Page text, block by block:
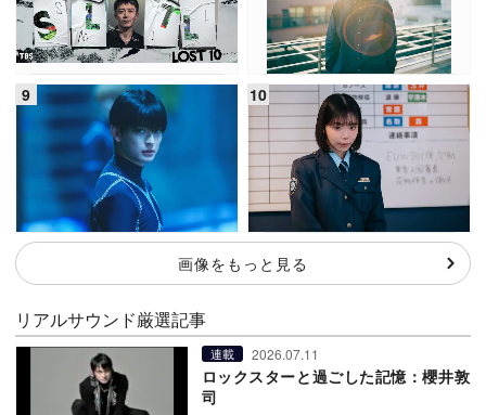
画像をもっと見る
リアルサウンド厳選記事
連載 2026.07.11
ロックスターと過ごした記憶：櫻井敦
司